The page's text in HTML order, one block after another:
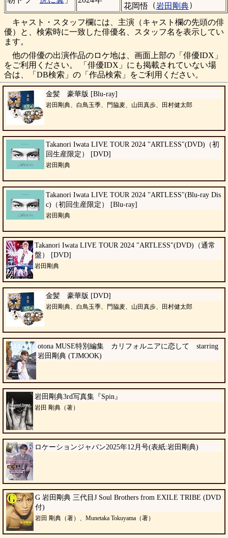
花岡悟（岩田剛典）
キャスト・スタッフ欄には、主演（キャスト欄の先頭の俳
優）と、検索時に一致した俳優名、スタッフ名を表示してい
ます。
他の俳優の出演作品のロケ地は、画面上部の「俳優IDX」
をご利用ください。 「俳優IDX」にも掲載されていない場
合は、「DB検索」の「作品検索」をご利用ください。
金髪 豪華版 [Blu-ray]
岩田剛典、白鳥玉季、門脇麦、山田真歩、田村健太郎
Takanori Iwata LIVE TOUR 2024 "ARTLESS"(DVD)（初
回生産限定） [DVD]
岩田剛典
Takanori Iwata LIVE TOUR 2024 "ARTLESS"(Blu-ray Dis
c)（初回生産限定） [Blu-ray]
岩田剛典
Takanori Iwata LIVE TOUR 2024 "ARTLESS"(DVD)（通常
盤） [DVD]
岩田剛典
金髪 豪華版 [DVD]
岩田剛典、白鳥玉季、門脇麦、山田真歩、田村健太郎
otona MUSE特別編集 カリフォルニアに恋して starring
岩田剛典 (TJMOOK)
岩田剛典3rd写真集『Spin』
岩田 剛典（著）
ロケーションジャパン2025年12月号(表紙:岩田剛典)
G 岩田剛典 三代目J Soul Brothers from EXILE TRIBE (DVD
付)
岩田 剛典（著）、Munetaka Tokuyama（著）